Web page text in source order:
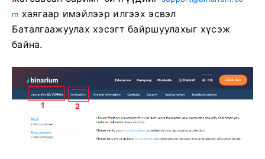
m хаягаар имэйлээр илгээх эсвэл
Баталгаажуулах хэсэгт байршуулахыг хүсэж
байна.